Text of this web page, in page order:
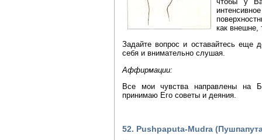
как внешне,
Задайте вопрос и оставайтесь еще
себя и внимательно слушая.
Аффирмации:
Все мои чувства направлены на
принимаю Его советы и деяния.
52. Pushpaputa-Mudra